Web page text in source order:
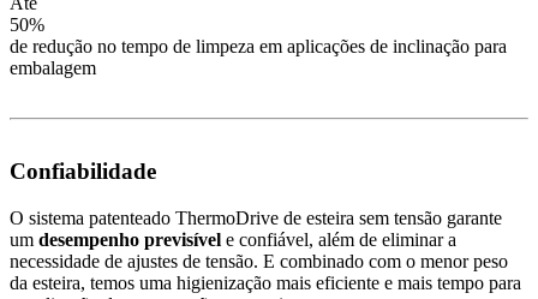
50%
de redução no tempo de limpeza em aplicações de inclinação para
embalagem
Confiabilidade
O sistema patenteado ThermoDrive de esteira sem tensão garante
um desempenho previsível e confiável, além de eliminar a
necessidade de ajustes de tensão. E combinado com o menor peso
da esteira, temos uma higienização mais eficiente e mais tempo para